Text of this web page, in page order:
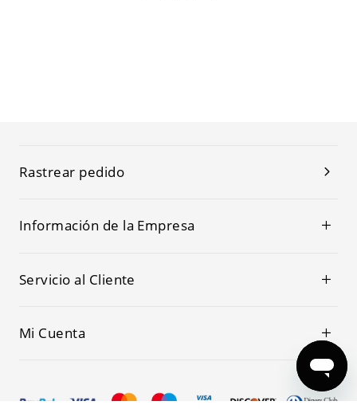
Rastrear pedido
Información de la Empresa
Servicio al Cliente
Mi Cuenta